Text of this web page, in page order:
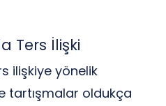
Ters İlişki
ilişkiye yönelik
tartışmalar oldukça